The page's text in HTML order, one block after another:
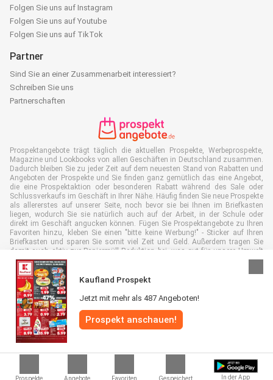
Prospekte Angebote Favoriten Gespeichert In der App
Kaufland Prospekt
Jetzt mit mehr als 487 Angeboten!
Prospekt anschauen!
Folgen Sie uns auf Instagram
Folgen Sie uns auf Youtube
Folgen Sie uns auf TikTok
Partner
Sind Sie an einer Zusammenarbeit interessiert?
Schreiben Sie uns
Partnerschaften
Prospektangebote trägt täglich die aktuellen Prospekte, Werbeprospekte,
Magazine und Lookbooks von allen Geschäften in Deutschland zusammen.
Dadurch bleiben Sie zu jeder Zeit auf dem neuesten Stand von Rabatten und
Angeboten der Prospekte und Sie finden ganz gemütlich das eine Angebot,
die eine Prospektaktion oder besonderen Rabatt während des Sale oder
Schlussverkaufs im Geschäft in Ihrer Nähe. Häufig finden Sie neue Prospekte
als allererstes auf unserer Seite, noch bevor sie bei Ihnen im Briefkasten
liegen, wodurch Sie sie natürlich auch auf der Arbeit, in der Schule oder
direkt im Geschäft angucken können. Fügen Sie Prospektangebote zu Ihren
Favoriten hinzu, kleben Sie einen "bitte keine Werbung!" - Sticker auf Ihren
Briefkasten und sparen Sie somit viel Zeit und Geld. Außerdem tragen Sie
damit auch aktiv zur Papiermüll Reduktion bei, was gut für unsere Umwelt
ist.
Alle Rechte vorbehalten © Prospektangebote.de 2026 |
|Allgemeine Geschäftsbedingungen|Datenschutzerklärung